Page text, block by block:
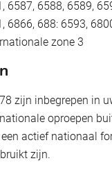
6587, 6588, 6589,
6866, 688: 6593,
zone 3
zijn inbegrepen in
oproepen
actief nationaal
zijn.